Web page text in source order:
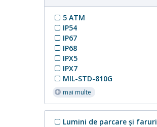
5 ATM
IP54
IP67
IP68
IPX5
IPX7
MIL-STD-810G
mai multe
Lumini de parcare și faruri